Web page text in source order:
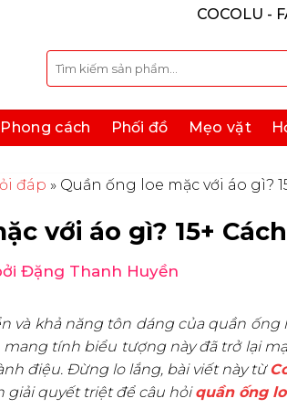
COCOLU -
Tìm
kiếm:
Phong cách Phối đồ Mẹo vặt
đáp » Quần ống loe mặc với áo gì?
với áo gì? 15+
Đặng Thanh Huyền
và khả năng tôn dáng của quần
mang tính biểu tượng này đã trở lại
điệu. Đừng lo lắng, bài viết này từ
giải quyết triệt để câu hỏiquần ống